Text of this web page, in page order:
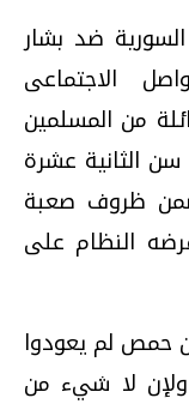
ضد بشار
الاجتماعى
أن "ما يقارب من 420 عائلة من المسلمين
طفلا دون سن الثانية عشرة
ضمن ظروف صعبة
النظام على
حمص لم يعودوا
ولإن لا شيء من